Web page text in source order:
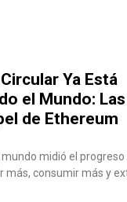
Ya Está
el Mundo:
de Ethereum
midió el progreso
más, consumir más y